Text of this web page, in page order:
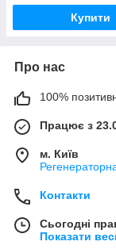
Купити
Про нас
100%
Працює з
м. Київ
Контакти
Сьогодні
Показати